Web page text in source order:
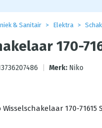
& Sanitair Elektra
170-
Merk: Niko